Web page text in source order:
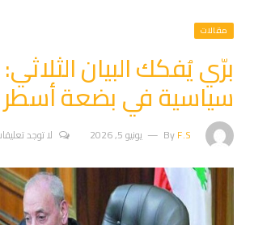
مقالات
برّي يُفكك البيان
سياسية في بضعة أسطر
ByF.S يونيو 5, 2026 لا توجد